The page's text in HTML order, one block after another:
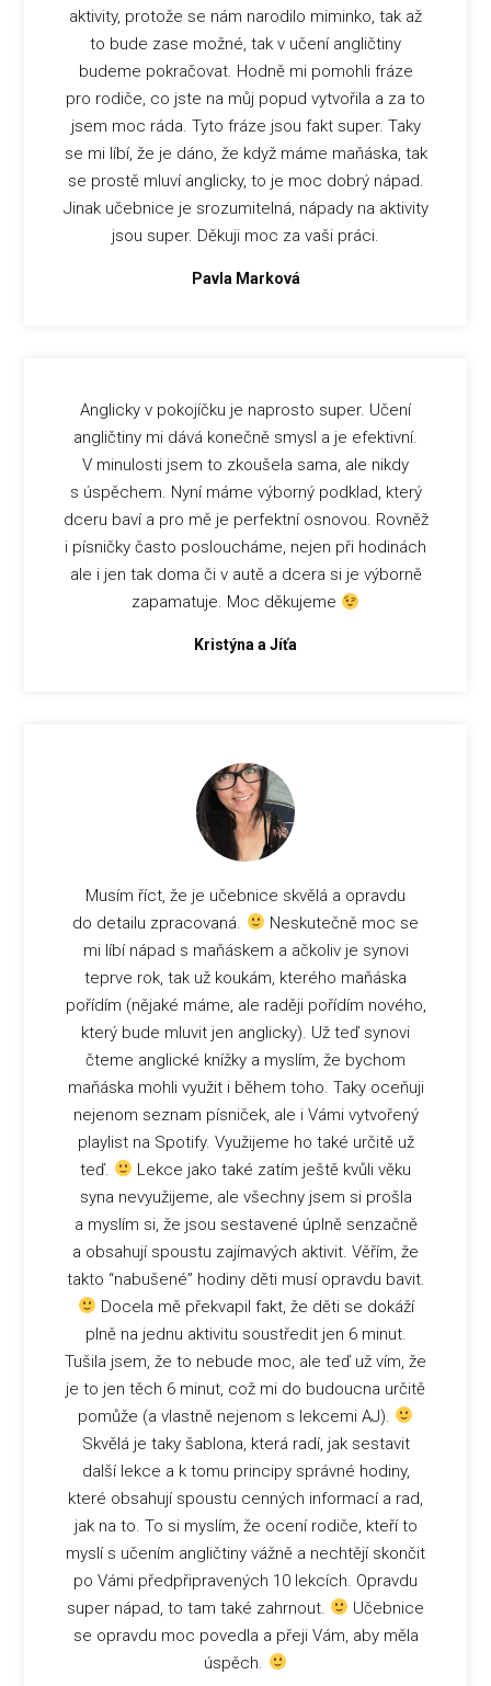
aktivity, protože se nám narodilo miminko, tak až
to bude zase možné, tak v učení angličtiny
budeme pokračovat. Hodně mi pomohli fráze
pro rodiče, co jste na můj popud vytvořila a za to
jsem moc ráda. Tyto fráze jsou fakt super. Taky
se mi líbí, že je dáno, že když máme maňáska, tak
se prostě mluví anglicky, to je moc dobrý nápad.
Jinak učebnice je srozumitelná, nápady na aktivity
jsou super. Děkuji moc za vaši práci.
Pavla Marková
Anglicky v pokojíčku je naprosto super. Učení
angličtiny mi dává konečně smysl a je efektivní.
V minulosti jsem to zkoušela sama, ale nikdy
s úspěchem. Nyní máme výborný podklad, který
dceru baví a pro mě je perfektní osnovou. Rovněž
i písničky často posloucháme, nejen při hodinách
ale i jen tak doma či v autě a dcera si je výborně
zapamatuje. Moc děkujeme
Kristýna a Jíťa
Musím říct, že je učebnice skvělá a opravdu
do detailu zpracovaná.
Neskutečně moc se
mi líbí nápad s maňáskem a ačkoliv je synovi
teprve rok, tak už koukám, kterého maňáska
pořídím (nějaké máme, ale raději pořídím nového,
který bude mluvit jen anglicky). Už teď synovi
čteme anglické knížky a myslím, že bychom
maňáska mohli využit i během toho. Taky oceňuji
nejenom seznam písniček, ale i Vámi vytvořený
playlist na Spotify. Využijeme ho také určitě už
teď.
Lekce jako také zatím ještě kvůli věku
syna nevyužijeme, ale všechny jsem si prošla
a myslím si, že jsou sestavené úplně senzačně
a obsahují spoustu zajímavých aktivit. Věřím, že
takto “nabušené” hodiny děti musí opravdu bavit.
Docela mě překvapil fakt, že děti se dokáží
plně na jednu aktivitu soustředit jen 6 minut.
Tušila jsem, že to nebude moc, ale teď už vím, že
je to jen těch 6 minut, což mi do budoucna určitě
pomůže (a vlastně nejenom s lekcemi AJ).
Skvělá je taky šablona, která radí, jak sestavit
další lekce a k tomu principy správné hodiny,
které obsahují spoustu cenných informací a rad,
jak na to. To si myslím, že ocení rodiče, kteří to
myslí s učením angličtiny vážně a nechtějí skončit
po Vámi předpřipravených 10 lekcích. Opravdu
super nápad, to tam také zahrnout.
Učebnice
se opravdu moc povedla a přeji Vám, aby měla
úspěch.